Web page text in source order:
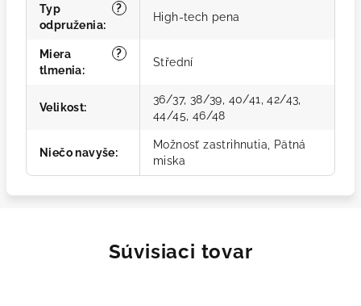
?
Typ
odpruženia:
High-tech pena
?
Miera
tlmenia:
Střední
Velikost:
36/37, 38/39, 40/41, 42/43,
44/45, 46/48
Niečo navyše:
Možnosť zastrihnutia, Pätná
miska
Súvisiaci tovar